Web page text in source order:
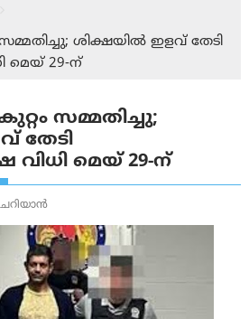
ശിക്ഷയിൽ ഇളവ് തേടി
മെയ് 29-ന്
സമ്മതിച്ചു;
തേടി
വിധി മെയ് 29-ന്